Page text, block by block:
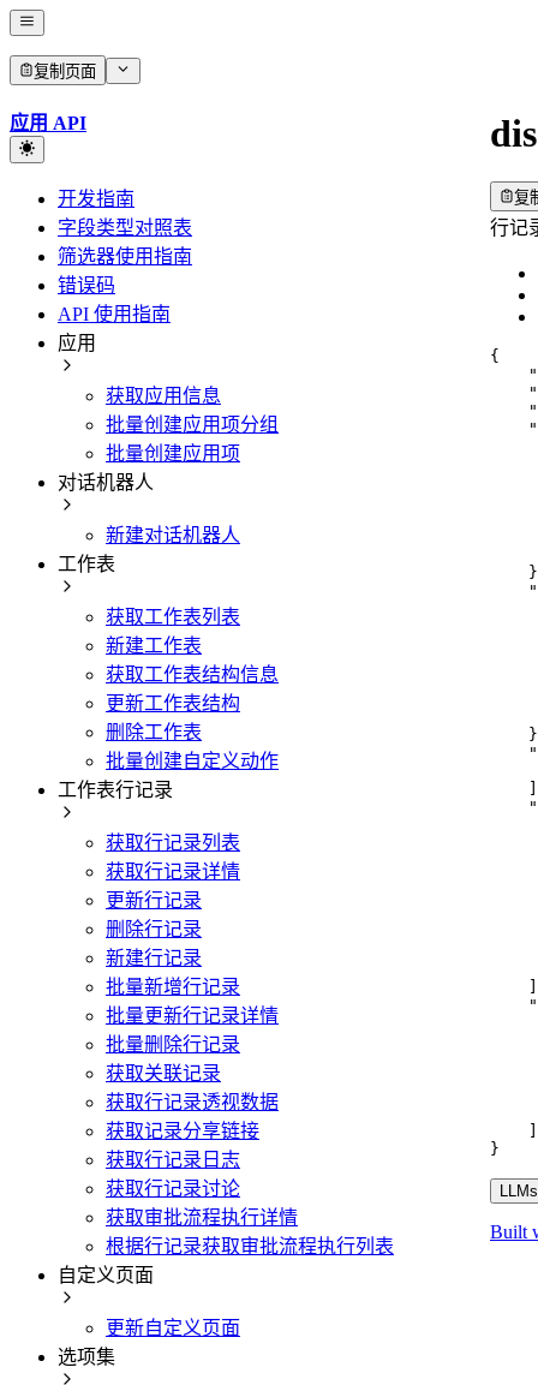
复制页面
应用 API
开发指南
字段类型对照表
筛选器使用指南
错误码
API 使用指南
应用
获取应用信息
批量创建应用项分组
批量创建应用项
对话机器人
新建对话机器人
工作表
获取工作表列表
新建工作表
获取工作表结构信息
更新工作表结构
删除工作表
批量创建自定义动作
工作表行记录
获取行记录列表
获取行记录详情
更新行记录
删除行记录
新建行记录
批量新增行记录
批量更新行记录详情
批量删除行记录
获取关联记录
获取行记录透视数据
获取记录分享链接
获取行记录日志
获取行记录讨论
获取审批流程执行详情
根据行记录获取审批流程执行列表
自定义页面
更新自定义页面
选项集
复
行记
{
}
}
}
Built